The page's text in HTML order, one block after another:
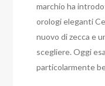
marchio ha
orologi eleganti
nuovo di zecca e
scegliere. Oggi
particolarmente